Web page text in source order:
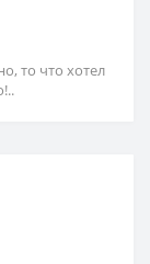
то что хотел